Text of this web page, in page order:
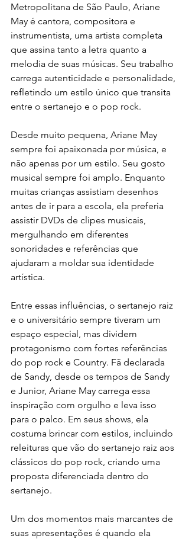
Metropolitana de São Paulo, Ariane
May é cantora, compositora e
instrumentista, uma artista completa
que assina tanto a letra quanto a
melodia de suas músicas. Seu trabalho
carrega autenticidade e personalidade,
refletindo um estilo único que transita
entre o sertanejo e o pop rock.
Desde muito pequena, Ariane May
sempre foi apaixonada por música, e
não apenas por um estilo. Seu gosto
musical sempre foi amplo. Enquanto
muitas crianças assistiam desenhos
antes de ir para a escola, ela preferia
assistir DVDs de clipes musicais,
mergulhando em diferentes
sonoridades e referências que
ajudaram a moldar sua identidade
artística.
Entre essas influências, o sertanejo raiz
e o universitário sempre tiveram um
espaço especial, mas dividem
protagonismo com fortes referências
do pop rock e Country. Fã declarada
de Sandy, desde os tempos de Sandy
e Junior, Ariane May carrega essa
inspiração com orgulho e leva isso
para o palco. Em seus shows, ela
costuma brincar com estilos, incluindo
releituras que vão do sertanejo raiz aos
clássicos do pop rock, criando uma
proposta diferenciada dentro do
sertanejo.
Um dos momentos mais marcantes de
suas apresentações é quando ela